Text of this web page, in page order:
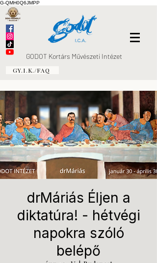
G-QMH0Q6JMPP
GODOT Kortárs Művészeti Intézet
GY.I.K./FAQ
drMáriás Éljen a
diktatúra! - hétvégi
napokra szóló
belépő